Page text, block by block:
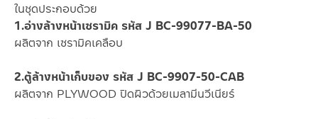
ในชุดประกอบด้วย
1.อ่างล้างหน้าเซรามิค รหัส J BC-99077-BA-50
ผลิตจาก เซรามิคเคลือบ
2.ตู้ล้างหน้าเก็บของ รหัส J BC-9907-50-CAB
ผลิตจาก PLYWOOD ปิดผิวด้วยเมลามีนวีเนียร์